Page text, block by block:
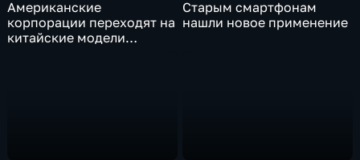
Американские
корпорации переходят на
китайские модели
Старым смартфонам
нашли новое применение